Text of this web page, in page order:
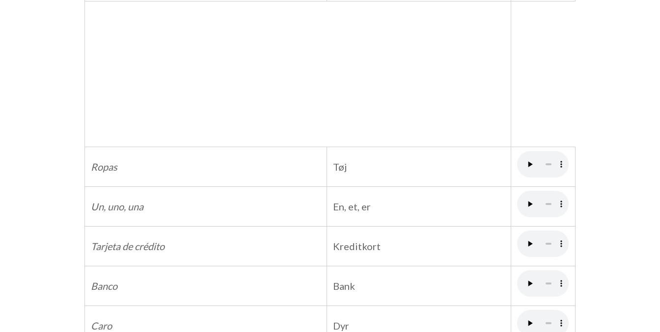
Ropas Tøj
Un, uno, una En, et, er
Tarjeta de crédito Kreditkort
Banco Bank
Caro Dyr